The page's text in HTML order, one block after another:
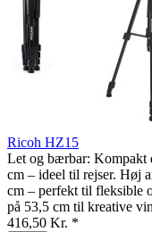
Ricoh HZ15
Let og bærbar: Kompakt
cm – ideel til rejser. Høj
cm – perfekt til fleksible
på 53,5 cm til kreative
416,50 Kr. *